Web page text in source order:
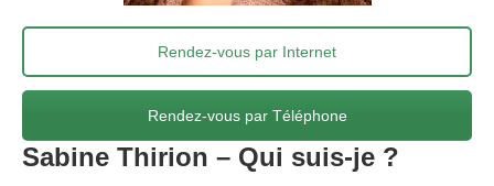
Sabine Thirion – Qui suis-je ?
Rendez-vous par Internet
Rendez-vous par Téléphone